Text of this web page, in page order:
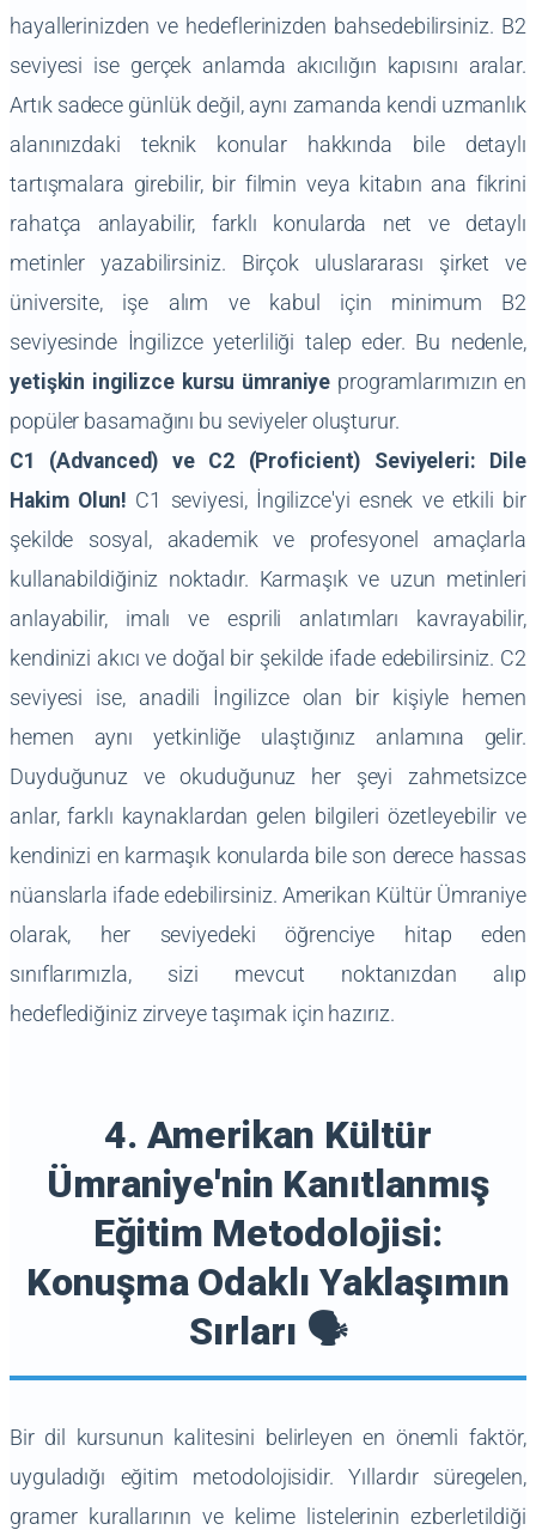
hayallerinizden ve hedeflerinizden bahsedebilirsiniz. B2
seviyesi ise gerçek anlamda akıcılığın kapısını aralar.
Artık sadece günlük değil, aynı zamanda kendi uzmanlık
alanınızdaki teknik konular hakkında bile detaylı
tartışmalara girebilir, bir filmin veya kitabın ana fikrini
rahatça anlayabilir, farklı konularda net ve detaylı
metinler yazabilirsiniz. Birçok uluslararası şirket ve
üniversite, işe alım ve kabul için minimum B2
seviyesinde İngilizce yeterliliği talep eder. Bu nedenle,
yetişkin ingilizce kursu ümraniye programlarımızın en
popüler basamağını bu seviyeler oluşturur.
C1 (Advanced) ve C2 (Proficient) Seviyeleri: Dile
Hakim Olun! C1 seviyesi, İngilizce'yi esnek ve etkili bir
şekilde sosyal, akademik ve profesyonel amaçlarla
kullanabildiğiniz noktadır. Karmaşık ve uzun metinleri
anlayabilir, imalı ve esprili anlatımları kavrayabilir,
kendinizi akıcı ve doğal bir şekilde ifade edebilirsiniz. C2
seviyesi ise, anadili İngilizce olan bir kişiyle hemen
hemen aynı yetkinliğe ulaştığınız anlamına gelir.
Duyduğunuz ve okuduğunuz her şeyi zahmetsizce
anlar, farklı kaynaklardan gelen bilgileri özetleyebilir ve
kendinizi en karmaşık konularda bile son derece hassas
nüanslarla ifade edebilirsiniz. Amerikan Kültür Ümraniye
olarak, her seviyedeki öğrenciye hitap eden
sınıflarımızla, sizi mevcut noktanızdan alıp
hedeflediğiniz zirveye taşımak için hazırız.
4. Amerikan Kültür
Ümraniye'nin Kanıtlanmış
Eğitim Metodolojisi:
Konuşma Odaklı Yaklaşımın
Sırları 🗣️
Bir dil kursunun kalitesini belirleyen en önemli faktör,
uyguladığı eğitim metodolojisidir. Yıllardır süregelen,
gramer kurallarının ve kelime listelerinin ezberletildiği